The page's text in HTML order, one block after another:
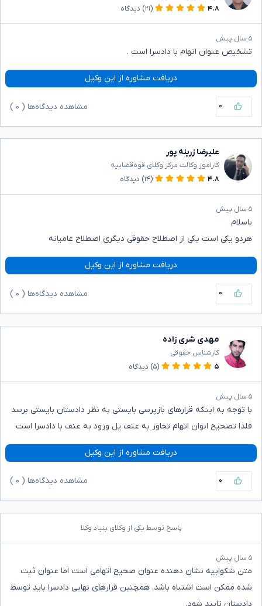
۴.۸
(۲۱) دیدگاه
۵ سال پیش
تشخیص عنوان اتهام با دادسرا است .
دریافت مشاوره از این وکیل
۰ مشاهده دیدگاه‌ها ( ۰
علیرضا زرینه پور
کاراموز وکالت مرکز وکلای قوه‌قضاییه
۴.۸
(۱۴) دیدگاه
۵ سال پیش
باسلام
هردو یکی است یکی از اصطلاح حقوقی دیگری اصطلاح عامیانه
دریافت مشاوره از این وکیل
۰ مشاهده دیدگاه‌ها ( ۰
مهدی شری زاده
کارشناس حقوقی
۵
(۵) دیدگاه
۵ سال پیش
با توجه به اینکه قرارهای بازپرسی بایستی به نظر دادستان بایستی برسد
فلذا تصحیح انوان اتهام تجاوز به عنف یل ورود به عنف با دادسرا است
دریافت مشاوره از این وکیل
۰ مشاهده دیدگاه‌ها ( ۰
پاسخ توسط یکی از وکلای بنیاد وکلا
۵ سال پیش
متن شکواییه نشان دهنده عنوان صحیح اتهامی است اما عنوان ثبت
شده ممکن است اشتباه باشد، همچنین قرارهای نهایی دادسرا باید توسط